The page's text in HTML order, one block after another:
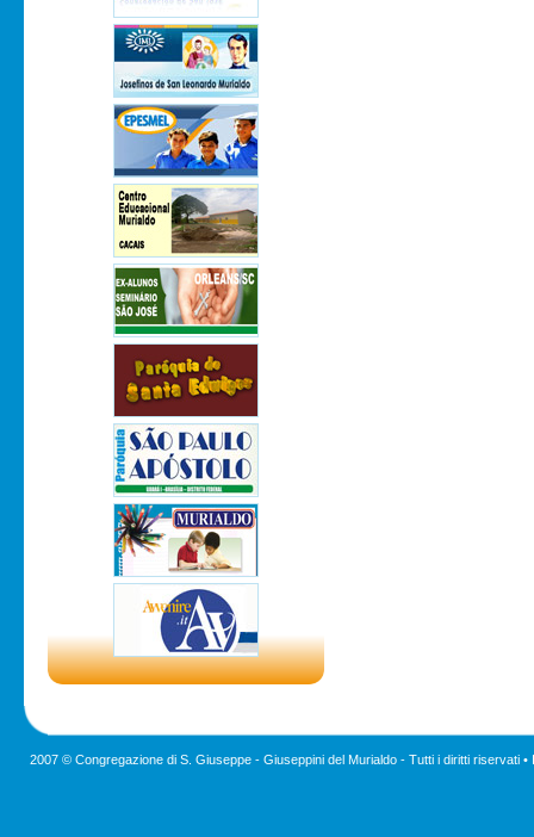
2007 © Congregazione di S. Giuseppe - Giuseppini del Murialdo - Tutti i diritti riservati •